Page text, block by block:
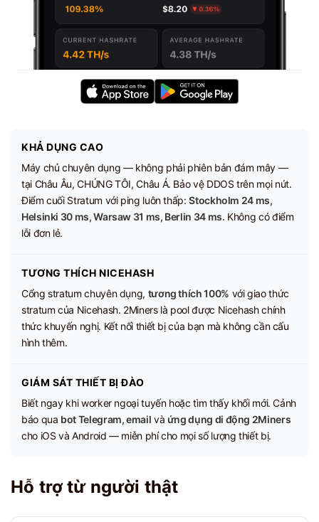
KHẢ DỤNG CAO
Máy chủ chuyên dụng — không phải phiên bản đám mây —
tại Châu Âu, CHÚNG TÔI, Châu Á. Bảo vệ DDOS trên mọi nút.
Điểm cuối Stratum với ping luôn thấp:Stockholm 24 ms,
Helsinki 30 ms, Warsaw 31 ms, Berlin 34 ms. Không có điểm
lỗi đơn lẻ.
TƯƠNG THÍCH NICEHASH
Cổng stratum chuyên dụng, tương thích 100% với giao thức
stratum của Nicehash. 2Miners là pool được Nicehash chính
thức khuyến nghị. Kết nối thiết bị của bạn mà không cần cấu
hình thêm.
GIÁM SÁT THIẾT BỊ ĐÀO
Biết ngay khi worker ngoại tuyến hoặc tìm thấy khối mới. Cảnh
báo qua bot Telegram, email và ứng dụng di động 2Miners
cho iOS và Android — miễn phí cho mọi số lượng thiết bị.
Hỗ trợ từ người thật